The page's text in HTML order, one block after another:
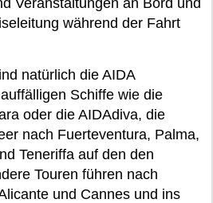
Veranstaltungen an Bord und
während der Fahrt
natürlich die AIDA
Schiffe wie die
oder die AIDAdiva, die
nach Fuerteventura, Palma,
Teneriffa auf den den
Touren führen nach
und Cannes und ins